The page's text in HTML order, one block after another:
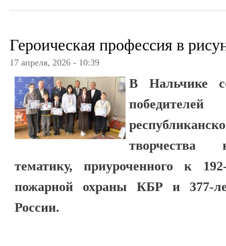
Героическая профессия в
17 апреля, 2026 - 10:39
В Нальчике
творчества
тематику, приуроченного к
пожарной охраны КБР и 377-
России.